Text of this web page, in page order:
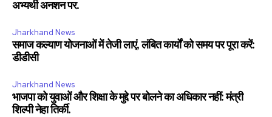
अभ्यर्थी अनशन पर.
Jharkhand News
समाज कल्याण योजनाओं में तेजी लाएं, लंबित कार्यों को समय पर पूरा करें:
डीडीसी
Jharkhand News
भाजपा को युवाओं और शिक्षा के मुद्दे पर बोलने का अधिकार नहीं: मंत्री
शिल्पी नेहा तिर्की.